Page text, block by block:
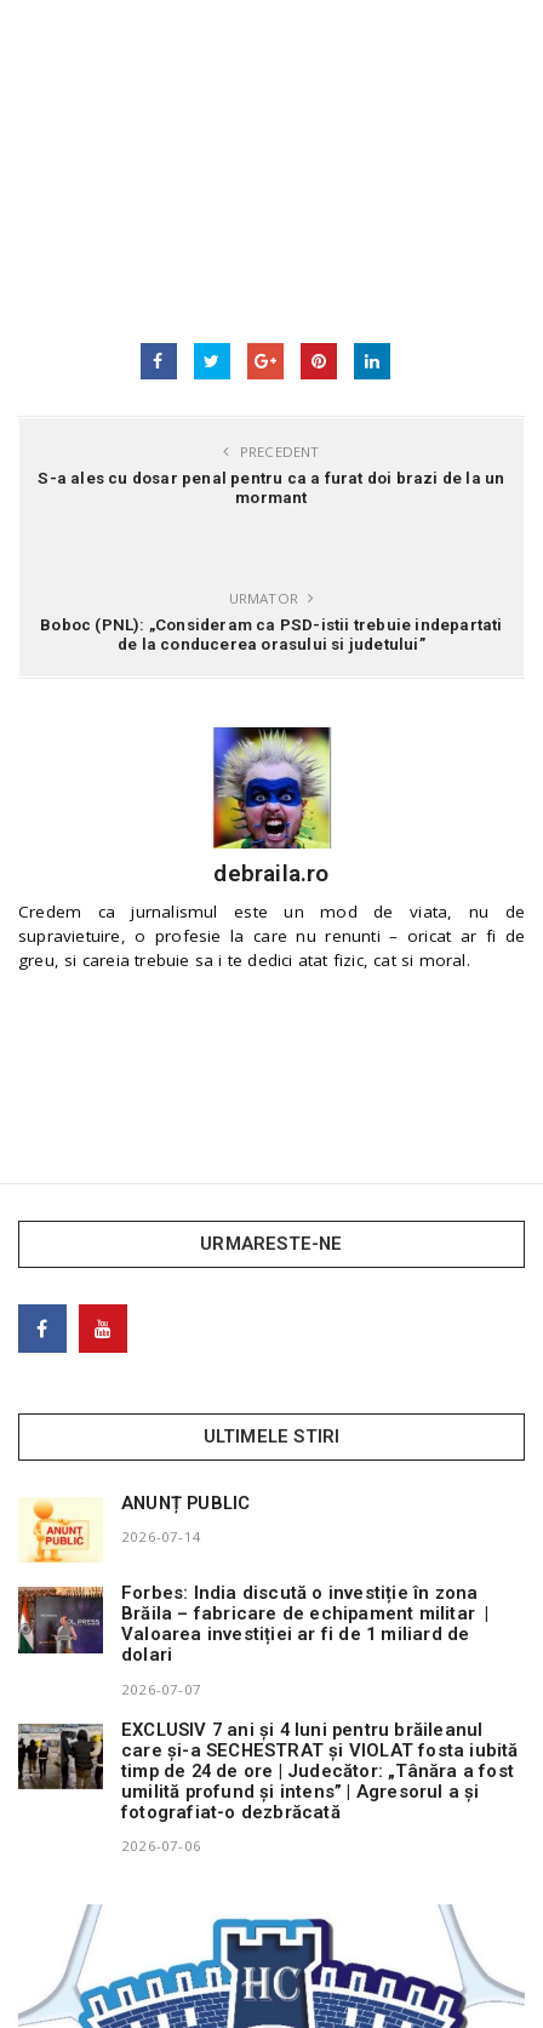
PRECEDENT
S-a ales cu dosar penal pentru ca a furat doi brazi de la un
mormant
URMATOR
Boboc (PNL): „Consideram ca PSD-istii trebuie indepartati
de la conducerea orasului si judetului”
debraila.ro
Credem ca jurnalismul este un mod de viata, nu de
supravietuire, o profesie la care nu renunti – oricat ar fi de
greu, si careia trebuie sa i te dedici atat fizic, cat si moral.
URMARESTE-NE
ULTIMELE STIRI
ANUNȚ PUBLIC
2026-07-14
Forbes: India discută o investiție în zona
Brăila – fabricare de echipament militar |
Valoarea investiției ar fi de 1 miliard de
dolari
2026-07-07
EXCLUSIV 7 ani și 4 luni pentru brăileanul
care și-a SECHESTRAT și VIOLAT fosta iubită
timp de 24 de ore | Judecător: „Tânăra a fost
umilită profund și intens” | Agresorul a și
fotografiat-o dezbrăcată
2026-07-06